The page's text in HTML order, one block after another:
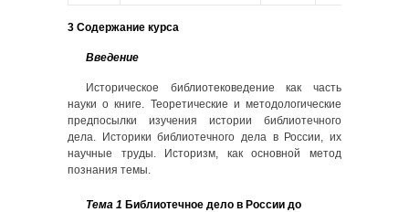
3 Содержание курса
Введение
Историческое библиотековедение как часть
науки о книге. Теоретические и методологические
предпосылки изучения истории библиотечного
дела. Историки библиотечного дела в России, их
научные труды. Историзм, как основной метод
познания темы.
Тема 1 Библиотечное дело в России до